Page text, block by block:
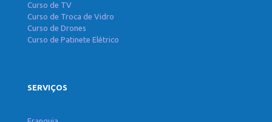
Curso de TV
Curso de Troca de Vidro
Curso de Drones
Curso de Patinete Elétrico
SERVIÇOS